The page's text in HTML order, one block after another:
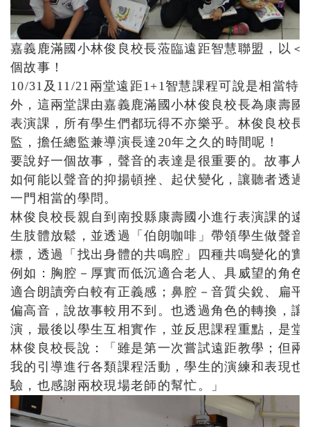
嘉義鹿滿國小林俊良校長蒞臨遠距智慧聯盟，以
個故事！
10/31及11/21兩堂遠距1+1智慧課程可說是相當特
外，這兩堂課由嘉義鹿滿國小林俊良校長為康壽
表演課，所有學生們都玩得不亦樂乎。林俊良校
監，擔任總監兼導演長達20年之久的時間呢！
要說好一個故事，聲音的表達是很重要的。故事
如何能以聲音的抑揚頓挫、起伏變化，讓聽者透
一門相當的學問。
林俊良校長親自到南投縣康壽國小進行表演課的
生肢體放鬆，並透過「伯朗咖啡」帶領學生做聲
標，透過「找出身體的共鳴腔」四種共鳴變化的
例如：胸腔－厚實而低沉適合老人、具威望的角
適合朗讀旁白較有正義感；鼻腔－音質尖銳、扁
偏高音，說故事較用不到。也透過角色的轉換，
演，最後以學生互相實作，並反思課程重點，是
林俊良校長說：「雖是第一次嘗試遠距教學；但
我的引導進行各類課程活動，學生的演練和表現
驗，也感謝兩校現場老師的幫忙。」